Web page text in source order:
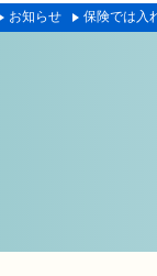
お知らせ 保険では入